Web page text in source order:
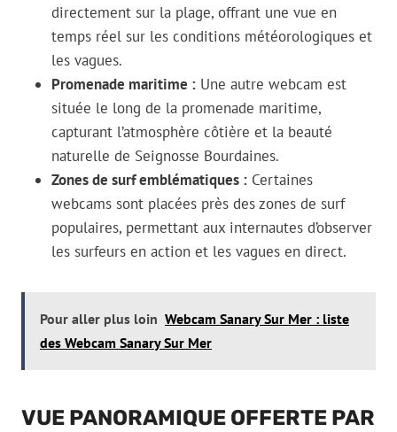
directement sur la plage, offrant une vue en
temps réel sur les conditions météorologiques et
les vagues.
Promenade maritime : Une autre webcam est
située le long de la promenade maritime,
capturant l’atmosphère côtière et la beauté
naturelle de Seignosse Bourdaines.
Zones de surf emblématiques : Certaines
webcams sont placées près des zones de surf
populaires, permettant aux internautes d’observer
les surfeurs en action et les vagues en direct.
Pour aller plus loin Webcam Sanary Sur Mer : liste
des Webcam Sanary Sur Mer
VUE PANORAMIQUE OFFERTE PAR